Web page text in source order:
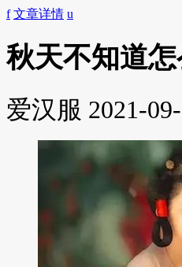
f 文章详情 u
秋天不知道
爱汉服 2021-